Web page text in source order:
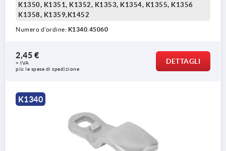
K1350, K1351, K1352, K1353, K1354, K1355, K1356
K1358, K1359,K1452
Numero d’ordine: K1340.45060
2,45 €
+ IVA
più le spese di spedizione
DETTAGLI
K1340